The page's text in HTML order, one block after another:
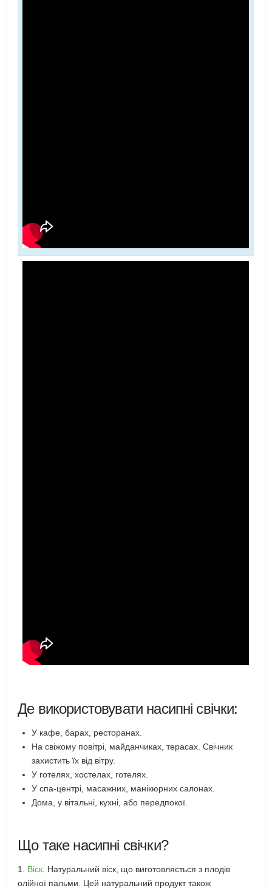
Де використовувати насипні свічки:
У кафе, барах, ресторанах.
На свіжому повітрі, майданчиках, терасах. Свічник
захистить їх від вітру.
У готелях, хостелах, готелях.
У спа-центрі, масажних, манікюрних салонах.
Дома, у вітальні, кухні, або передпокої.
Що таке насипні свічки?
1. Віск . Натуральний віск, що виготовляється з плодів
олійної пальми. Цей натуральний продукт також